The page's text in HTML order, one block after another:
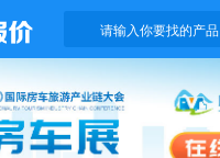
请输入你要找的产品